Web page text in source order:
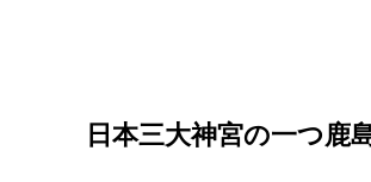
日本三大神宮の一つ鹿